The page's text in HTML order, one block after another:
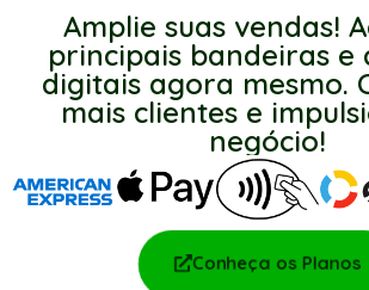
Amplie suas vendas!
principais bandeiras e
digitais agora mesmo.
mais clientes e
negócio!
Conheça os Planos